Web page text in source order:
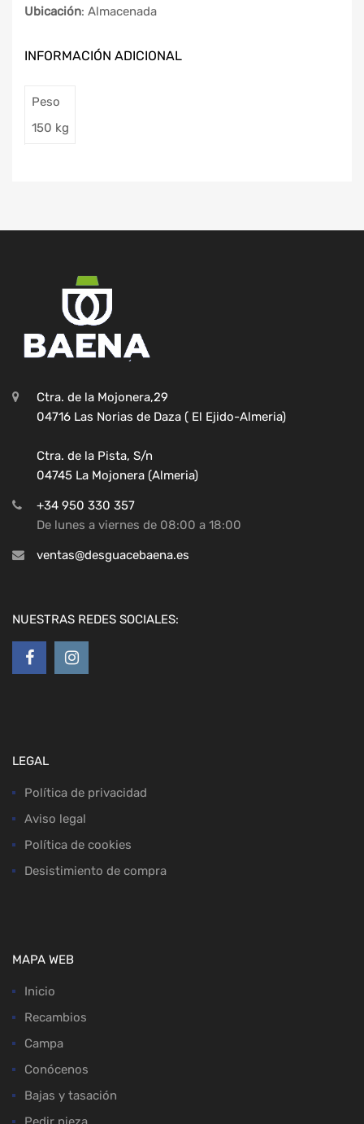
Ubicación: Almacenada
INFORMACIÓN ADICIONAL
Peso
150 kg
Ctra. de la Mojonera,29
04716 Las Norias de Daza ( El Ejido-Almeria)
Ctra. de la Pista, S/n
04745 La Mojonera (Almeria)
+34 950 330 357
De lunes a viernes de 08:00 a 18:00
ventas@desguacebaena.es
NUESTRAS REDES SOCIALES:
LEGAL
Política de privacidad
Aviso legal
Política de cookies
Desistimiento de compra
MAPA WEB
Inicio
Recambios
Campa
Conócenos
Bajas y tasación